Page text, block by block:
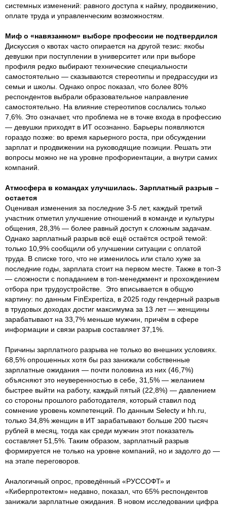
системных изменений: равного доступа к найму, продвижению,
оплате труда и управленческим возможностям.
Миф о «навязанном» выборе профессии не подтвердился
Дискуссия о квотах часто опирается на другой тезис: якобы
девушки при поступлении в университет или при выборе
профиля редко выбирают технические специальности
самостоятельно — сказываются стереотипы и предрассудки из
семьи и школы. Однако опрос показал, что более 80%
респондентов выбрали образовательное направление
самостоятельно. На влияние стереотипов сослались только
7,6%. Это означает, что проблема не в точке входа в профессию
— девушки приходят в ИТ осознанно. Барьеры появляются
гораздо позже: во время карьерного роста, при обсуждении
зарплат и продвижении на руководящие позиции. Решать эти
вопросы можно не на уровне профориентации, а внутри самих
компаний.
Атмосфера в командах улучшилась. Зарплатный разрыв –
остается
Оценивая изменения за последние 3-5 лет, каждый третий
участник отметил улучшение отношений в команде и культуры
общения, 28,3% — более равный доступ к сложным задачам.
Однако зарплатный разрыв всё ещё остаётся острой темой:
только 10,9% сообщили об улучшении ситуации с оплатой
труда. В списке того, что не изменилось или стало хуже за
последние годы, зарплата стоит на первом месте. Также в топ-3
— сложности с попаданием в топ-менеджмент и прохождением
отбора при трудоустройстве. Это вписывается в общую
картину: по данным FinExpertiza, в 2025 году гендерный разрыв
в трудовых доходах достиг максимума за 13 лет — женщины
зарабатывают на 33,7% меньше мужчин, причём в сфере
информации и связи разрыв составляет 37,1%.
Причины зарплатного разрыва не только во внешних условиях.
68,5% опрошенных хотя бы раз занижали собственные
зарплатные ожидания — почти половина из них (46,7%)
объясняют это неуверенностью в себе, 31,5% — желанием
быстрее выйти на работу, каждый пятый (22,8%) — давлением
со стороны прошлого работодателя, который ставил под
сомнение уровень компетенций. По данным Selecty и hh.ru,
только 34,8% женщин в ИТ зарабатывают больше 200 тысяч
рублей в месяц, тогда как среди мужчин этот показатель
составляет 51,5%. Таким образом, зарплатный разрыв
формируется не только на уровне компаний, но и задолго до —
на этапе переговоров.
Аналогичный опрос, проведённый «РУССОФТ» и
«Киберпротектом» недавно, показал, что 65% респондентов
занижали зарплатные ожидания. В новом исследовании цифра